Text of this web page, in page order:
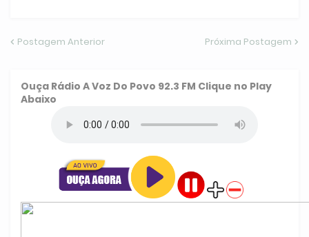
Postagem Anterior Próxima Postagem
Ouça Rádio A Voz Do Povo 92.3 FM Clique no Play
Abaixo